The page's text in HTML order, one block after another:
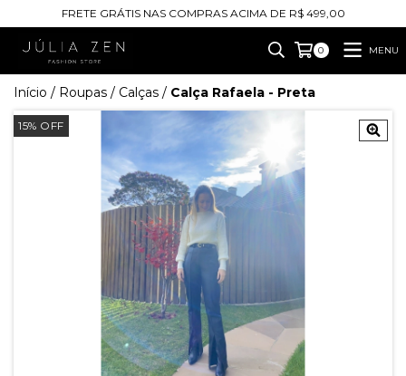
FRETE GRÁTIS NAS COMPRAS ACIMA DE R$ 499,00
0 MENU
Início / Roupas / Calças / Calça Rafaela - Preta
15% OFF